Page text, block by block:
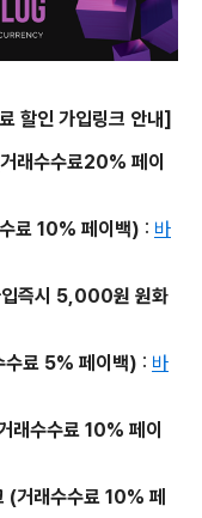
할인 가입링크 안내]
수수료20% 페이
료 10% 페이백) : 바
즉시 5,000원 원화
수료 5% 페이백) : 바
수수료 10% 페이
래수수료 10% 페